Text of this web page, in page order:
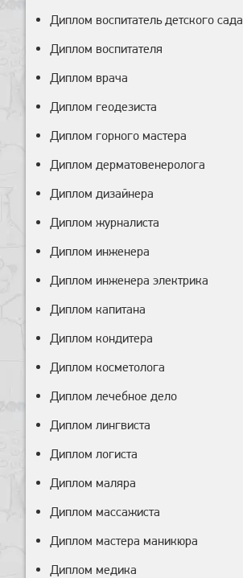
Диплом воспитатель детского сада
Диплом воспитателя
Диплом врача
Диплом геодезиста
Диплом горного мастера
Диплом дерматовенеролога
Диплом дизайнера
Диплом журналиста
Диплом инженера
Диплом инженера электрика
Диплом капитана
Диплом кондитера
Диплом косметолога
Диплом лечебное дело
Диплом лингвиста
Диплом логиста
Диплом маляра
Диплом массажиста
Диплом мастера маникюра
Диплом медика